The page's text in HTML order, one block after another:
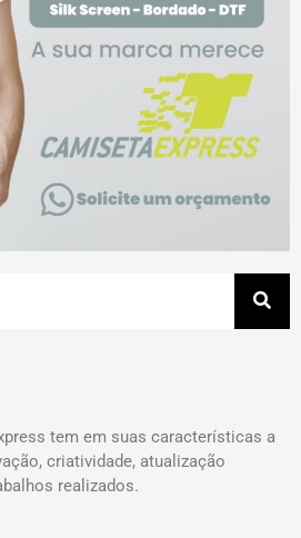
tem em suas características a
criatividade, atualização
realizados.